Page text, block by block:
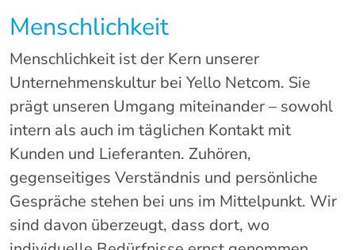
Menschlichkeit
Menschlichkeit ist der Kern unserer
Unternehmenskultur bei Yello Netcom. Sie
prägt unseren Umgang miteinander – sowohl
intern als auch im täglichen Kontakt mit
Kunden und Lieferanten. Zuhören,
gegenseitiges Verständnis und persönliche
Gespräche stehen bei uns im Mittelpunkt. Wir
sind davon überzeugt, dass dort, wo